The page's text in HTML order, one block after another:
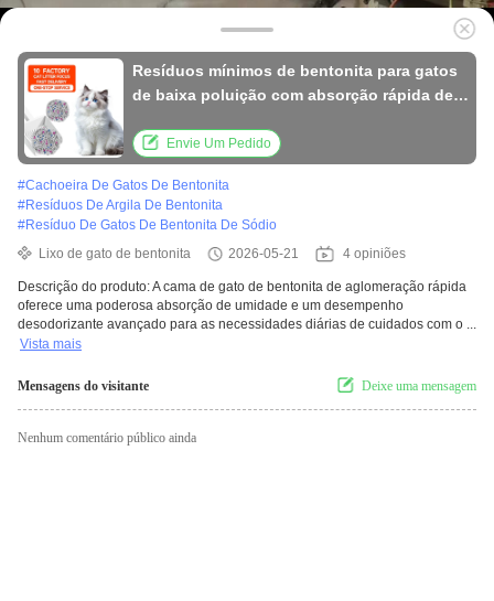
Resíduos mínimos de bentonita para gatos
de baixa poluição com absorção rápida de
Envie Um Pedido
#Cachoeira De Gatos De Bentonita
#Resíduos De Argila De Bentonita
#Resíduo De Gatos De Bentonita De Sódio
Lixo de gato de bentonita
2026-05-21 4 opiniões
Descrição do produto: A cama de gato de bentonita de aglomeração rápida
oferece uma poderosa absorção de umidade e um desempenho
desodorizante avançado para as necessidades diárias de cuidados com o ...
Vista mais
Mensagens do visitante Deixe uma mensagem
Nenhum comentário público ainda